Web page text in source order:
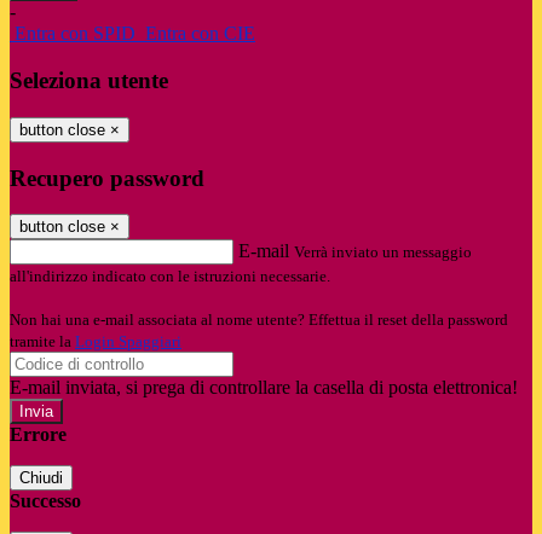
-
Entra con SPID Entra con CIE
Seleziona utente
button close ×
Recupero password
button close ×
E-mail Verrà inviato un messaggio
all'indirizzo indicato con le istruzioni necessarie.
Non hai una e-mail associata al nome utente? Effettua il reset della password
tramite la Login Spaggiari
E-mail inviata, si prega di controllare la casella di posta elettronica!
Errore
Chiudi
Successo